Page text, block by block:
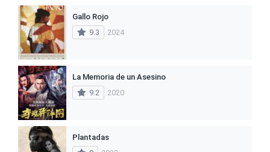
Gallo Rojo
9.3
2024
La Memoria de un Asesino
9.2
2020
Plantadas